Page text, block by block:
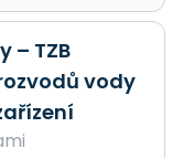
– TZB
vody